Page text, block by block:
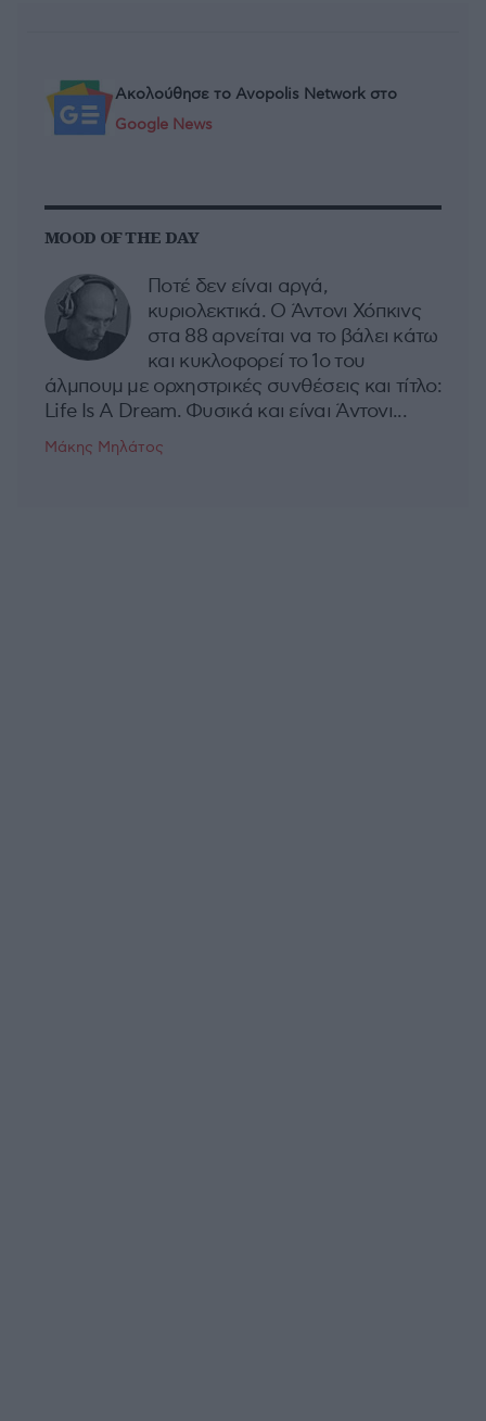
Ακολούθησε το Avopolis Network στο
Google News
MOOD OF THE DAY
Ποτέ δεν είναι αργά,
κυριολεκτικά. Ο Άντονι Χόπκινς
στα 88 αρνείται να το βάλει κάτω
και κυκλοφορεί το 1ο του
άλμπουμ με ορχηστρικές συνθέσεις και τίτλο:
Life Is A Dream. Φυσικά και είναι Άντονι...
Μάκης Μηλάτος